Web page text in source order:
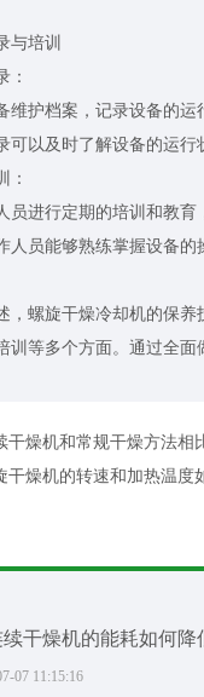
培训
护档案，记录设备的运
以及时了解设备的运行
进行定期的培训和教育
员能够熟练掌握设备的
螺旋干燥冷却机的保养
训等多个方面。通过全
干燥机和常规干燥方法相
干燥机的转速和加热温度
干燥机的能耗如何降
07 11:15:16